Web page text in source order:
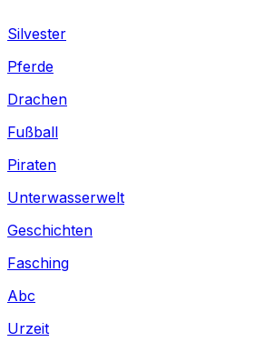
Silvester
Pferde
Drachen
Fußball
Piraten
Unterwasserwelt
Geschichten
Fasching
Abc
Urzeit